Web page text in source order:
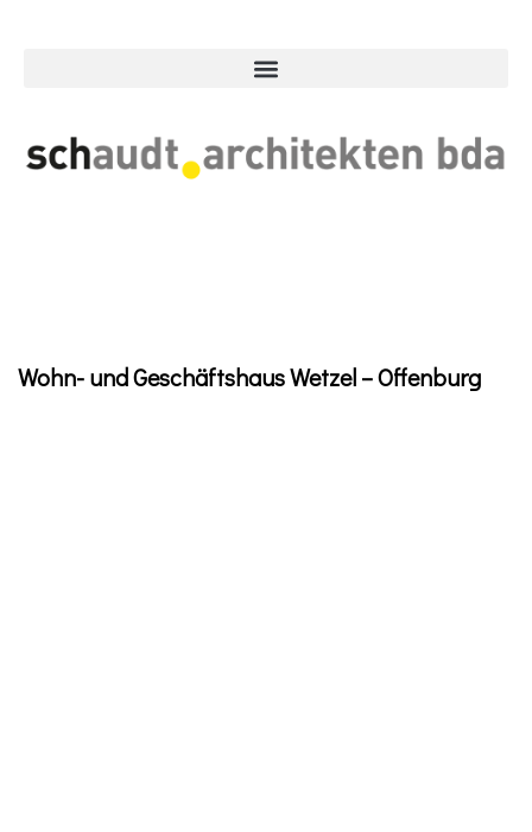
Wohn- und Geschäftshaus Wetzel – Offenburg